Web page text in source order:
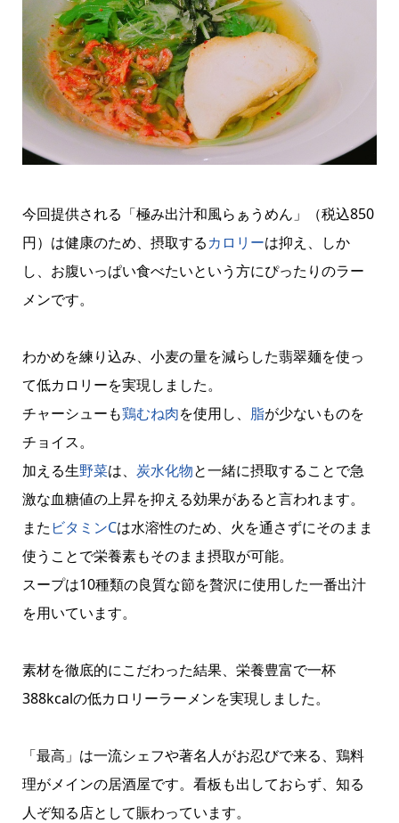
今回提供される「極み出汁和風らぁうめん」（税込850
円）は健康のため、摂取するカロリーは抑え、しか
し、お腹いっぱい食べたいという方にぴったりのラー
メンです。
わかめを練り込み、小麦の量を減らした翡翠麺を使っ
て低カロリーを実現しました。
チャーシューも鶏むね肉を使用し、 脂が少ないものを
チョイス。
加える生野菜は、 炭水化物と一緒に摂取することで急
激な血糖値の上昇を抑える効果があると言われます。
また ビタミンCは水溶性のため、火を通さずにそのまま
使うことで栄養素もそのまま摂取が可能。
スープは10種類の良質な節を贅沢に使用した一番出汁
を用いています。
素材を徹底的にこだわった結果、栄養豊富で一杯
388kcalの低カロリーラーメンを実現しました。
「最高」は一流シェフや著名人がお忍びで来る、鶏料
理がメインの居酒屋です。看板も出しておらず、知る
人ぞ知る店として賑わっています。